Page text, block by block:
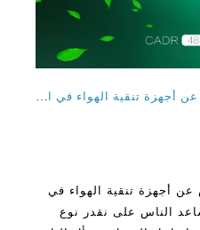
عن أجهزة تنقية الهواء في
الناس على نقدر نوع